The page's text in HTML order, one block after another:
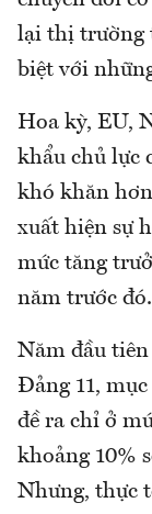
lại thị trường
biệt với
Hoa kỳ, EU,
khẩu chủ lực
khó khăn
xuất hiện sự
mức tăng
năm trước đó.
Năm đầu
Đảng 11,
đề ra chỉ ở
khoảng 10%
Nhưng, thực